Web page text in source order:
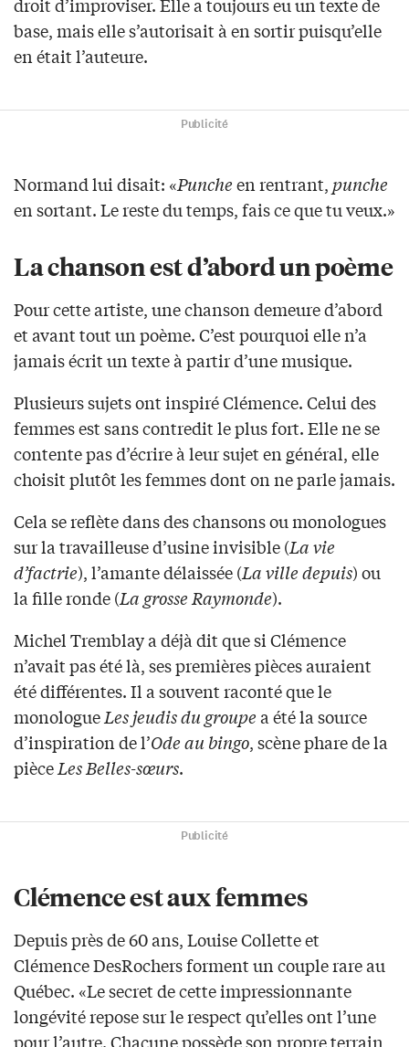
droit d’improviser. Elle a toujours eu un texte de
base, mais elle s’autorisait à en sortir puisqu’elle
en était l’auteure.
Publicité
Normand lui disait: «Puncheen rentrant, punche
en sortant. Le reste du temps, fais ce que tu veux.»
La chanson est d’abord un poème
Pour cette artiste, une chanson demeure d’abord
et avant tout un poème. C’est pourquoi elle n’a
jamais écrit un texte à partir d’une musique.
Plusieurs sujets ont inspiré Clémence. Celui des
femmes est sans contredit le plus fort. Elle ne se
contente pas d’écrire à leur sujet en général, elle
choisit plutôt les femmes dont on ne parle jamais.
Cela se reflète dans des chansons ou monologues
sur la travailleuse d’usine invisible (La vie
d’factrie), l’amante délaissée (La ville depuis) ou
la fille ronde (La grosse Raymonde).
Michel Tremblay a déjà dit que si Clémence
n’avait pas été là, ses premières pièces auraient
été différentes. Il a souvent raconté que le
monologueLes jeudis du groupea été la source
d’inspiration de l’Ode au bingo, scène phare de la
pièceLes Belles-sœurs.
Publicité
Clémence est aux femmes
Depuis près de 60 ans, Louise Collette et
Clémence DesRochers forment un couple rare au
Québec. «Le secret de cette impressionnante
longévité repose sur le respect qu’elles ont l’une
pour l’autre. Chacune possède son propre terrain